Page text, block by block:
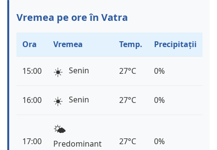
Vremea pe ore în Vatra
Ora Vremea Temp. Precipitații
15:00 ☀️ Senin 27°C 0%
16:00 ☀️ Senin 27°C 0%
17:00
🌤️
Predominant
27°C 0%